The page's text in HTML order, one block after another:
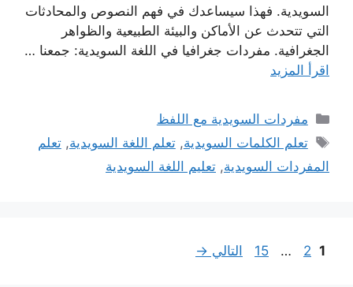
السويدية. فهذا سيساعدك في فهم النصوص والمحادثات
التي تتحدث عن الأماكن والبيئة الطبيعية والظواهر
الجغرافية. مفردات جغرافيا في اللغة السويدية: جمعنا …
اقرأ المزيد
التصنيفات
مفردات السويدية مع اللفظ
الوسوم
تعلم الكلمات السويدية,تعلم اللغة السويدية,تعلم
المفردات السويدية, تعليم اللغة السويدية
Page
1
Page
2
…
Page
15 التالي →